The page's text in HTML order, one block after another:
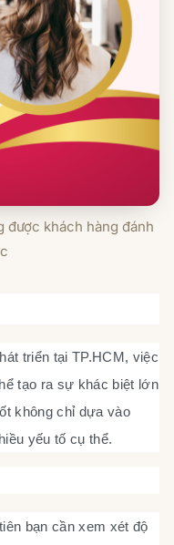
được khách hàng đánh
triển tại TP.HCM, việc
tạo ra sự khác biệt lớn
không chỉ dựa vào
yếu tố cụ thể.
bạn cần xem xét độ